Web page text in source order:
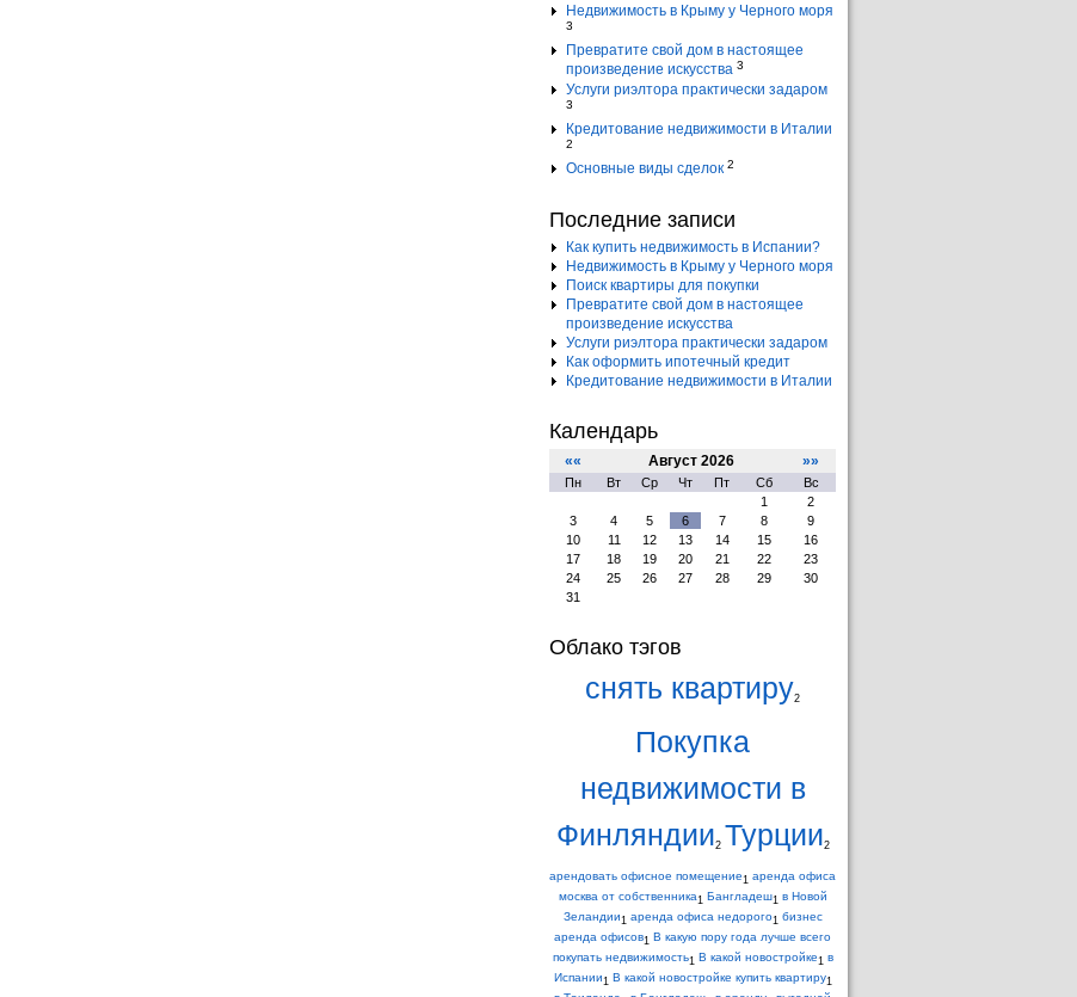
Недвижимость в Крыму у Черного моря
3
Превратите свой дом в настоящее
произведение искусства 3
Услуги риэлтора практически задаром
3
Кредитование недвижимости в Италии
2
Основные виды сделок 2
Последние записи
Как купить недвижимость в Испании?
Недвижимость в Крыму у Черного моря
Поиск квартиры для покупки
Превратите свой дом в настоящее
произведение искусства
Услуги риэлтора практически задаром
Как оформить ипотечный кредит
Кредитование недвижимости в Италии
Календарь
«« Август 2026 »»
Пн Вт Ср Чт Пт Сб
Вс
1
2
3
4 5 6 7 8
9
10
11 12 13 14 15
16
17
18 19 20 21 22
23
24
25 26 27 28 29
30
31
Облако тэгов
снять квартиру2
Покупка
недвижимости в
Финляндии2 Турции2
арендовать офисное помещение1 аренда офиса
москва от собственника1 Бангладеш1 в Новой
Зеландии1 аренда офиса недорого1 бизнес
аренда офисов1 В какую пору года лучше всего
покупать недвижимость1 В какой новостройке1 в
Испании1 В какой новостройке купить квартиру1